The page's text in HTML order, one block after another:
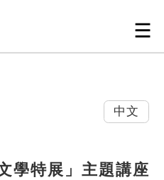
中文
學特展」主題講座